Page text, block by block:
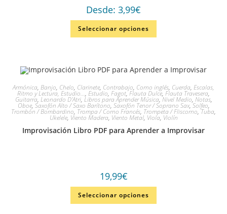
Desde: 3,99€
Seleccionar opciones
Armónica, Banjo, Chelo, Clarinete, Contrabajo, Corno inglés, Cuerda, Escalas,
Ritmo y Lectura, Estudio..., Estudio, Fagot,Flauta Dulce, Flauta Travesera,
Guitarra, Leonardo D'Atri, Libros para Aprender Música, Nivel Medio, Notas,
Oboe, Saxofón Alto / Saxo Barítono, Saxofón Tenor / Soprano Sax, Solfeo,
Trombón / Bombardino, Trompa / Corno Francés, Trompeta / Fliscorno,Tuba,
Ukelele, Viento Madera, Viento Metal, Viola, Violín
Improvisación Libro PDF para Aprender a Improvisar
19,99€
Seleccionar opciones